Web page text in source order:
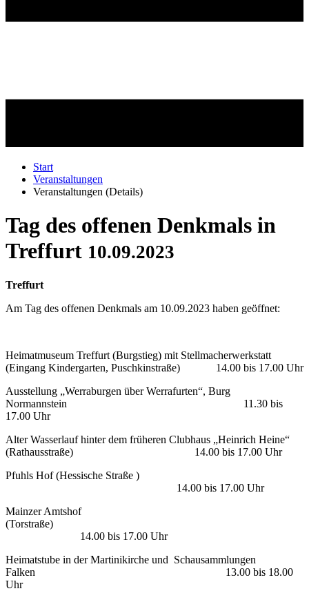
Start
Veranstaltungen
Veranstaltungen (Details)
Tag des offenen Denkmals in
Treffurt 10.09.2023
Treffurt
Am Tag des offenen Denkmals am 10.09.2023 haben geöffnet:
Heimatmuseum Treffurt (Burgstieg) mit Stellmacherwerkstatt
(Eingang Kindergarten, Puschkinstraße) 14.00 bis 17.00 Uhr
Ausstellung „Werraburgen über Werrafurten“, Burg
Normannstein 11.30 bis
17.00 Uhr
Alter Wasserlauf hinter dem früheren Clubhaus „Heinrich Heine“
(Rathausstraße) 14.00 bis 17.00 Uhr
Pfuhls Hof (Hessische Straße )
14.00 bis 17.00 Uhr
Mainzer Amtshof
(Torstraße)
14.00 bis 17.00 Uhr
Heimatstube in der Martinikirche und Schausammlungen
Falken 13.00 bis 18.00
Uhr